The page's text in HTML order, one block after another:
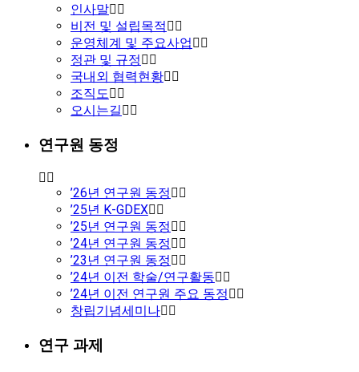
인사말
비전 및 설립목적
운영체계 및 주요사업
정관 및 규정
국내외 협력현황
조직도
오시는길
연구원 동정
’26년 연구원 동정
’25년 K-GDEX
’25년 연구원 동정
’24년 연구원 동정
’23년 연구원 동정
’24년 이전 학술/연구활동
’24년 이전 연구원 주요 동정
창립기념세미나
연구 과제